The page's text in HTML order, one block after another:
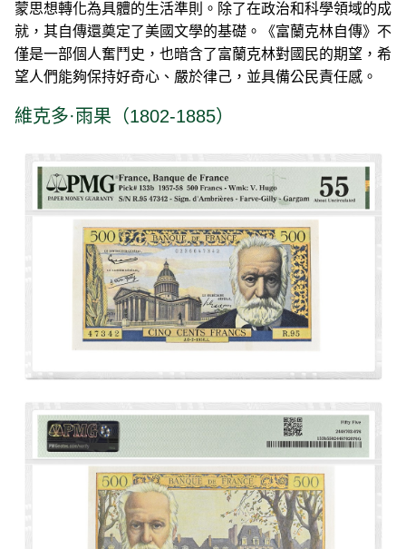
蒙思想轉化為具體的生活準則。除了在政治和科學領域的成
就，其自傳還奠定了美國文學的基礎。《富蘭克林自傳》不
僅是一部個人奮鬥史，也暗含了富蘭克林對國民的期望，希
望人們能夠保持好奇心、嚴於律己，並具備公民責任感。
維克多·雨果（1802-1885）